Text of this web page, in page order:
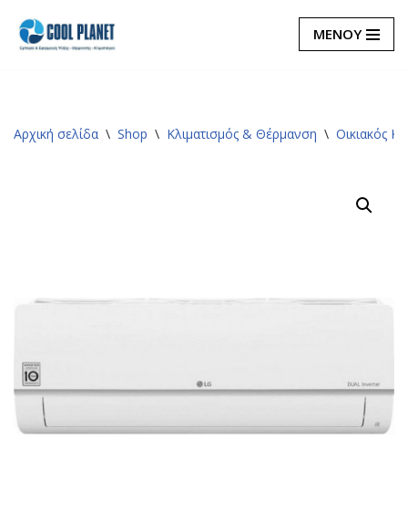
Μεταπηδήστε
ΜΕΝΟΥ
Αρχική σελίδα \ Shop \ Κλιματισμός & Θέρμανση \ Οικιακός